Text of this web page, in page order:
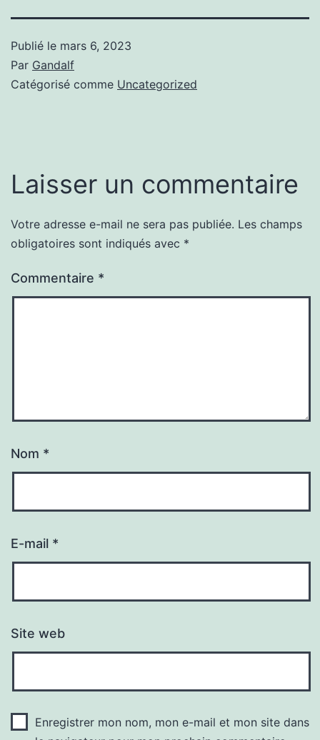
Publié le mars 6, 2023
Par Gandalf
Catégorisé comme Uncategorized
Laisser un commentaire
Votre adresse e-mail ne sera pas publiée. Les champs
obligatoires sont indiqués avec *
Commentaire *
Nom *
E-mail *
Site web
Enregistrer mon nom, mon e-mail et mon site dans